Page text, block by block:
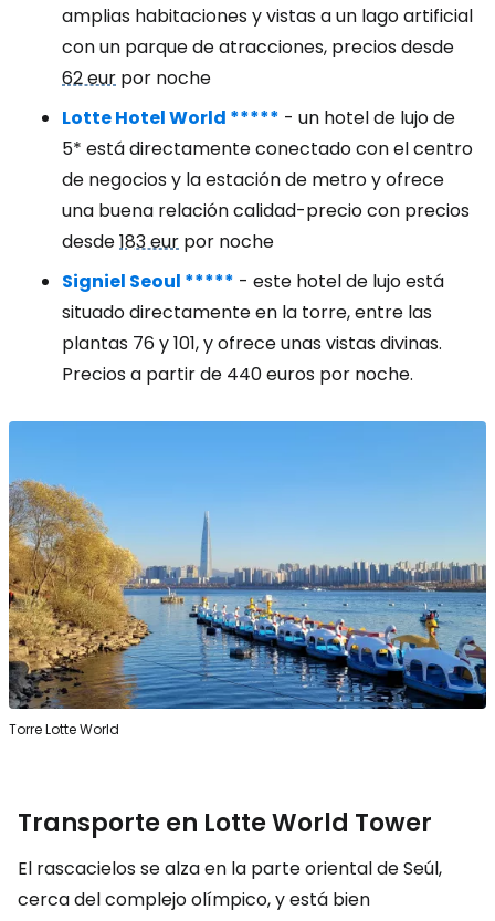
amplias habitaciones y vistas a un lago artificial
con un parque de atracciones, precios desde
62 eur por noche
Lotte Hotel World ***** - un hotel de lujo de
5* está directamente conectado con el centro
de negocios y la estación de metro y ofrece
una buena relación calidad-precio con precios
desde183 eur por noche
Signiel Seoul ***** - este hotel de lujo está
situado directamente en la torre, entre las
plantas 76 y 101, y ofrece unas vistas divinas.
Precios a partir de 440 euros por noche.
Torre Lotte World
Transporte en Lotte World Tower
El rascacielos se alza en la parte oriental de Seúl,
cerca del complejo olímpico, y está bien